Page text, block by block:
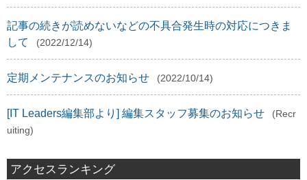
記事の続きが読めないなどの不具合発生時の対応につきま
して
(2022/12/14)
定期メンテナンスのお知らせ (2022/10/14)
[IT Leaders編集部より] 編集スタッフ募集のお知らせ
(Recr
uiting)
アクセスランキング